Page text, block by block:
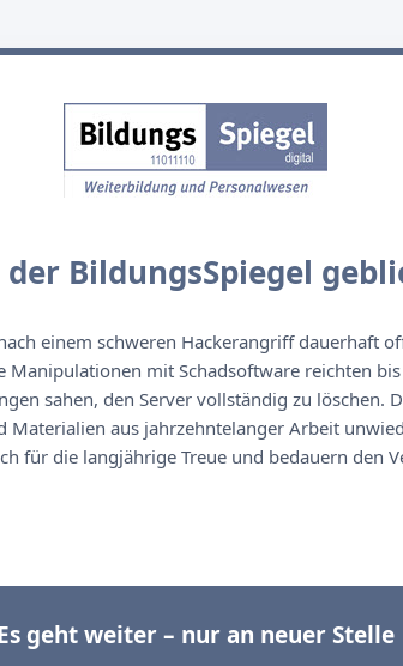
BildungsSpiegel
einem schweren Hackerangriff dauerhaft
Manipulationen mit Schadsoftware reichten
sahen, den Server vollständig zu löschen.
Materialien aus jahrzehntelanger Arbeit
für die langjährige Treue und bedauern den
geht weiter – nur an neuer Stelle